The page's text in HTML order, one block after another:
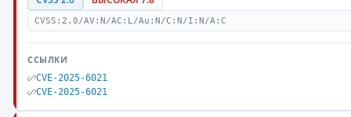
CVSS:2.0/AV:N/AC:L/Au:N/C:N/I:N/A:C
ССЫЛКИ
CVE-2025-6021
CVE-2025-6021